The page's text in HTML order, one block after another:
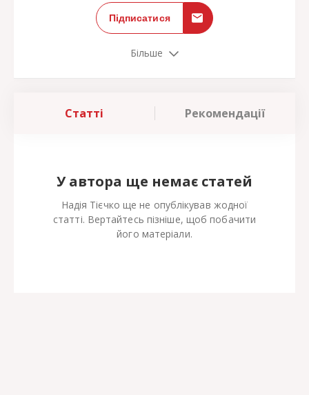
Підписатися
Більше
Статті Рекомендації
У автора ще немає статей
Надія Тієчко ще не опублікував жодної
статті. Вертайтесь пізніше, щоб побачити
його матеріали.